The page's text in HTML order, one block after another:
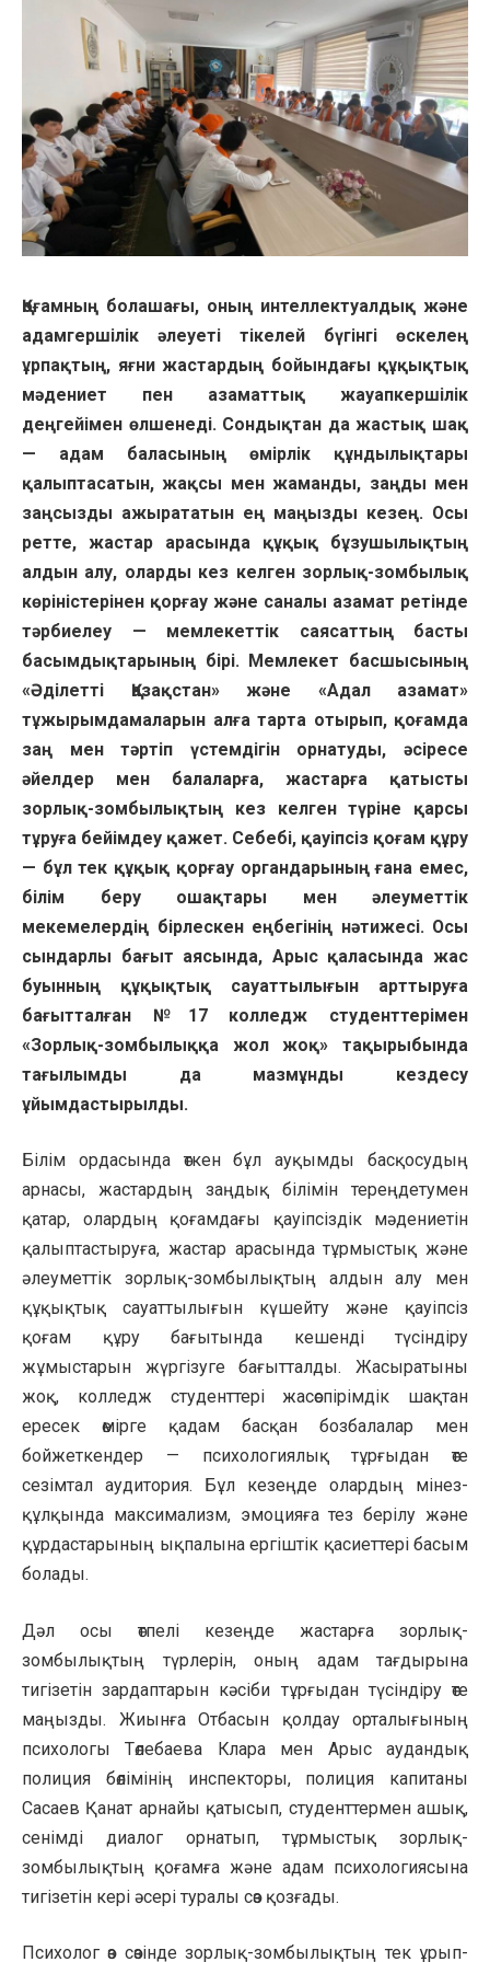
Қоғамның болашағы, оның интеллектуалдық және
адамгершілік әлеуеті тікелей бүгінгі өскелең
ұрпақтың, яғни жастардың бойындағы құқықтық
мәдениет пен азаматтық жауапкершілік
деңгейімен өлшенеді. Сондықтан да жастық шақ
— адам баласының өмірлік құндылықтары
қалыптасатын, жақсы мен жаманды, заңды мен
заңсызды ажырататын ең маңызды кезең. Осы
ретте, жастар арасында құқық бұзушылықтың
алдын алу, оларды кез келген зорлық-зомбылық
көріністерінен қорғау және саналы азамат ретінде
тәрбиелеу — мемлекеттік саясаттың басты
басымдықтарының бірі. Мемлекет басшысының
«Әділетті Қазақстан» және «Адал азамат»
тұжырымдамаларын алға тарта отырып, қоғамда
заң мен тәртіп үстемдігін орнатуды, әсіресе
әйелдер мен балаларға, жастарға қатысты
зорлық-зомбылықтың кез келген түріне қарсы
тұруға бейімдеу қажет. Себебі, қауіпсіз қоғам құру
— бұл тек құқық қорғау органдарының ғана емес,
білім беру ошақтары мен әлеуметтік
мекемелердің бірлескен еңбегінің нәтижесі. Осы
сындарлы бағыт аясында, Арыс қаласында жас
буынның құқықтық сауаттылығын арттыруға
бағытталған №17 колледж студенттерімен
«Зорлық-зомбылыққа жол жоқ» тақырыбында
тағылымды да мазмұнды кездесу
ұйымдастырылды.
Білім ордасында өткен бұл ауқымды басқосудың
арнасы, жастардың заңдық білімін тереңдетумен
қатар, олардың қоғамдағы қауіпсіздік мәдениетін
қалыптастыруға, жастар арасында тұрмыстық және
әлеуметтік зорлық-зомбылықтың алдын алу мен
құқықтық сауаттылығын күшейту және қауіпсіз
қоғам құру бағытында кешенді түсіндіру
жұмыстарын жүргізуге бағытталды. Жасыратыны
жоқ, колледж студенттері жасөспірімдік шақтан
ересек өмірге қадам басқан бозбалалар мен
бойжеткендер — психологиялық тұрғыдан өте
сезімтал аудитория. Бұл кезеңде олардың мінез-
құлқында максимализм, эмоцияға тез берілу және
құрдастарының ықпалына ергіштік қасиеттері басым
болады.
Дәл осы өтпелі кезеңде жастарға зорлық-
зомбылықтың түрлерін, оның адам тағдырына
тигізетін зардаптарын кәсіби тұрғыдан түсіндіру өте
маңызды. Жиынға Отбасын қолдау орталығының
психологы Төлебаева Клара мен Арыс аудандық
полиция бөлімінің инспекторы, полиция капитаны
Сасаев Қанат арнайы қатысып, студенттермен ашық,
сенімді диалог орнатып, тұрмыстық зорлық-
зомбылықтың қоғамға және адам психологиясына
тигізетін кері әсері туралы сөз қозғады.
Психолог өз сөзінде зорлық-зомбылықтың тек ұрып-